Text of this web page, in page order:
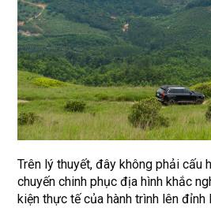
Trên lý thuyết, đây không phải cấu
chuyến chinh phục địa hình khắc
kiện thực tế của hành trình lên